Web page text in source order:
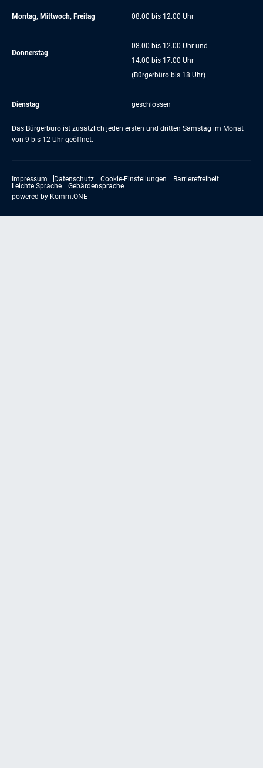
Montag, Mittwoch, Freitag 08.00 bis 12.00 Uhr
Donnerstag
08.00 bis 12.00 Uhr und
14.00 bis 17.00 Uhr
(Bürgerbüro bis 18 Uhr)
Dienstag geschlossen
Das Bürgerbüro ist zusätzlich jeden ersten und dritten Samstag im Monat
von 9 bis 12 Uhr geöffnet.
Impressum Datenschutz Cookie-Einstellungen
Barrierefreiheit
Leichte Sprache
Gebärdensprache
powered by Komm.ONE